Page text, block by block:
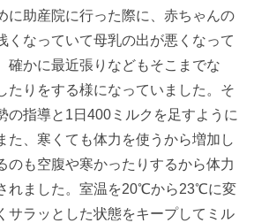
に助産院に行った際に、赤ちゃんの
くなっていて母乳の出が悪くなって
確かに最近張りなどもそこまでな
たりをする様になっていました。そ
の指導と1日400ミルクを足すように
た、寒くても体力を使うから増加し
のも空腹や寒かったりするから体力
れました。室温を20℃から23℃に変
サラッとした状態をキープしてミル